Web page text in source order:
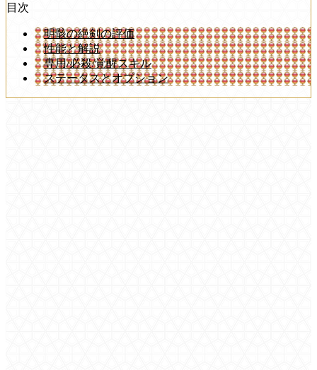
目次
明骸の絶剣の評価
性能と解説
専用/必殺/覚醒スキル
ステータスとオプション